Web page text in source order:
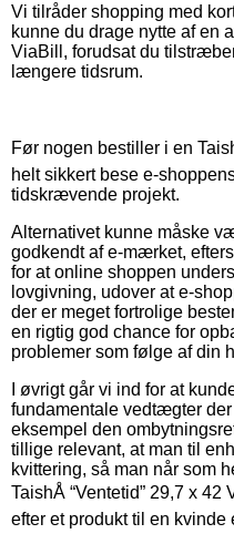
Vi tilråder shopping med
kunne du drage nytte af en
ViaBill, forudsat du
længere tidsrum.
Før nogen bestiller i en
helt sikkert bese e-
tidskrævende projekt.
Alternativet kunne måske
godkendt af e-mærket,
for at online shoppen
lovgivning, udover at e-
der er meget fortrolige
en rigtig god chance for
problemer som følge af din
I øvrigt går vi ind for at
fundamentale vedtægter
eksempel den
tillige relevant, at man til
kvittering, så man når som
TaishÅ “Ventetid” 29,7 x
efter et produkt til en kvinde